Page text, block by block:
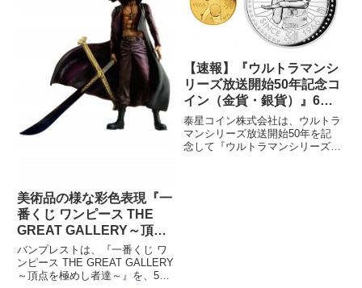
美術品の様な彩色表現『一
番くじ ワンピース THE
GREAT GALLERY～頂点
を極めし者達～』 5月中旬
より販売開始
バンプレストは、『一番くじ ワ
ンピース THE GREAT GALLERY
～頂点を極めし者達～』を、5月
【速報】『ウルトラマンシ
リーズ放送開始50年記念コ
イン（金貨・銀貨）』6月6
日(月)から国内販売開始！
泰星コイン株式会社は、ウルトラ
マンシリーズ放送開始50年を記
念して『ウルトラマンシリーズ放